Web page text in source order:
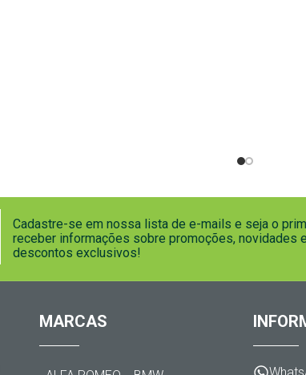
Cadastre-se em nossa lista de e-mails e seja o
receber informações sobre promoções, novidades e
descontos exclusivos!
MARCAS